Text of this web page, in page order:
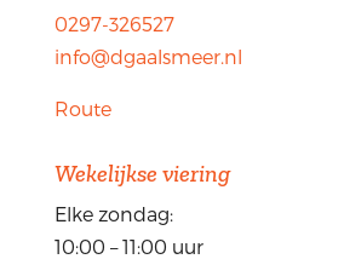
0297-326527
info@dgaalsmeer.nl
Route
Wekelijkse viering
Elke zondag:
10:00 – 11:00 uur